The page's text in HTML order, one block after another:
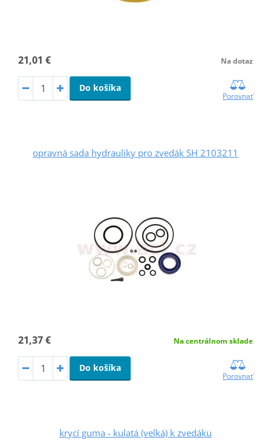
21,01 € Na dotaz
Do košíka
Porovnať
opravná sada hydrauliky pro zvedák SH 2103211
21,37 € Na centrálnom sklade
Do košíka
Porovnať
krycí guma - kulatá (velká) k zvedáku